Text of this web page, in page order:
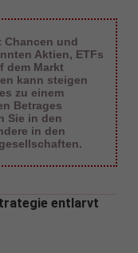
Chancen und
Aktien, ETFs
dem Markt
kann steigen
zu einem
Betrages
Sie in den
in den
entlarvt